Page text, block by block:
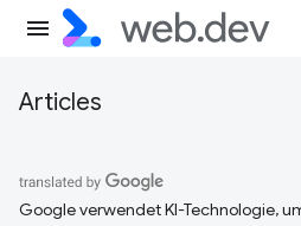
Articles
Google verwendet KI-Technologie,